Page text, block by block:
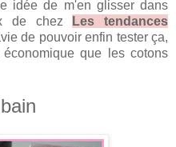
idée de m'en glisser dans
de chez
Les tendances
de pouvoir enfin tester ça,
que les cotons